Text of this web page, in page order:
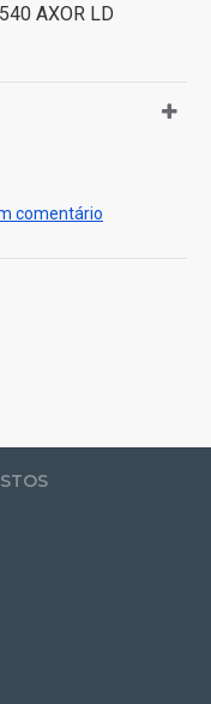
AXOR LD
comentário